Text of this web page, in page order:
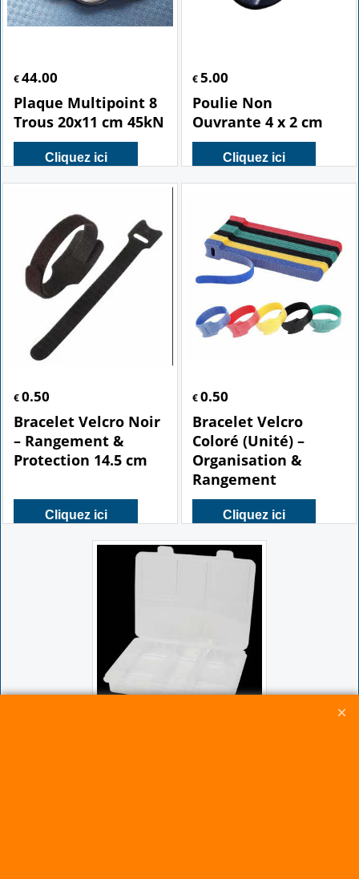
€ 44.00
Plaque Multipoint 8
Trous 20x11 cm 45kN
Cliquez ici
€5.00
Poulie Non
Ouvrante 4 x 2 cm
Cliquez ici
€ 0.50
Bracelet Velcro Noir
– Rangement &
Protection 14.5 cm
Cliquez ici
€0.50
Bracelet Velcro
Coloré (Unité) –
Organisation &
Rangement
Cliquez ici